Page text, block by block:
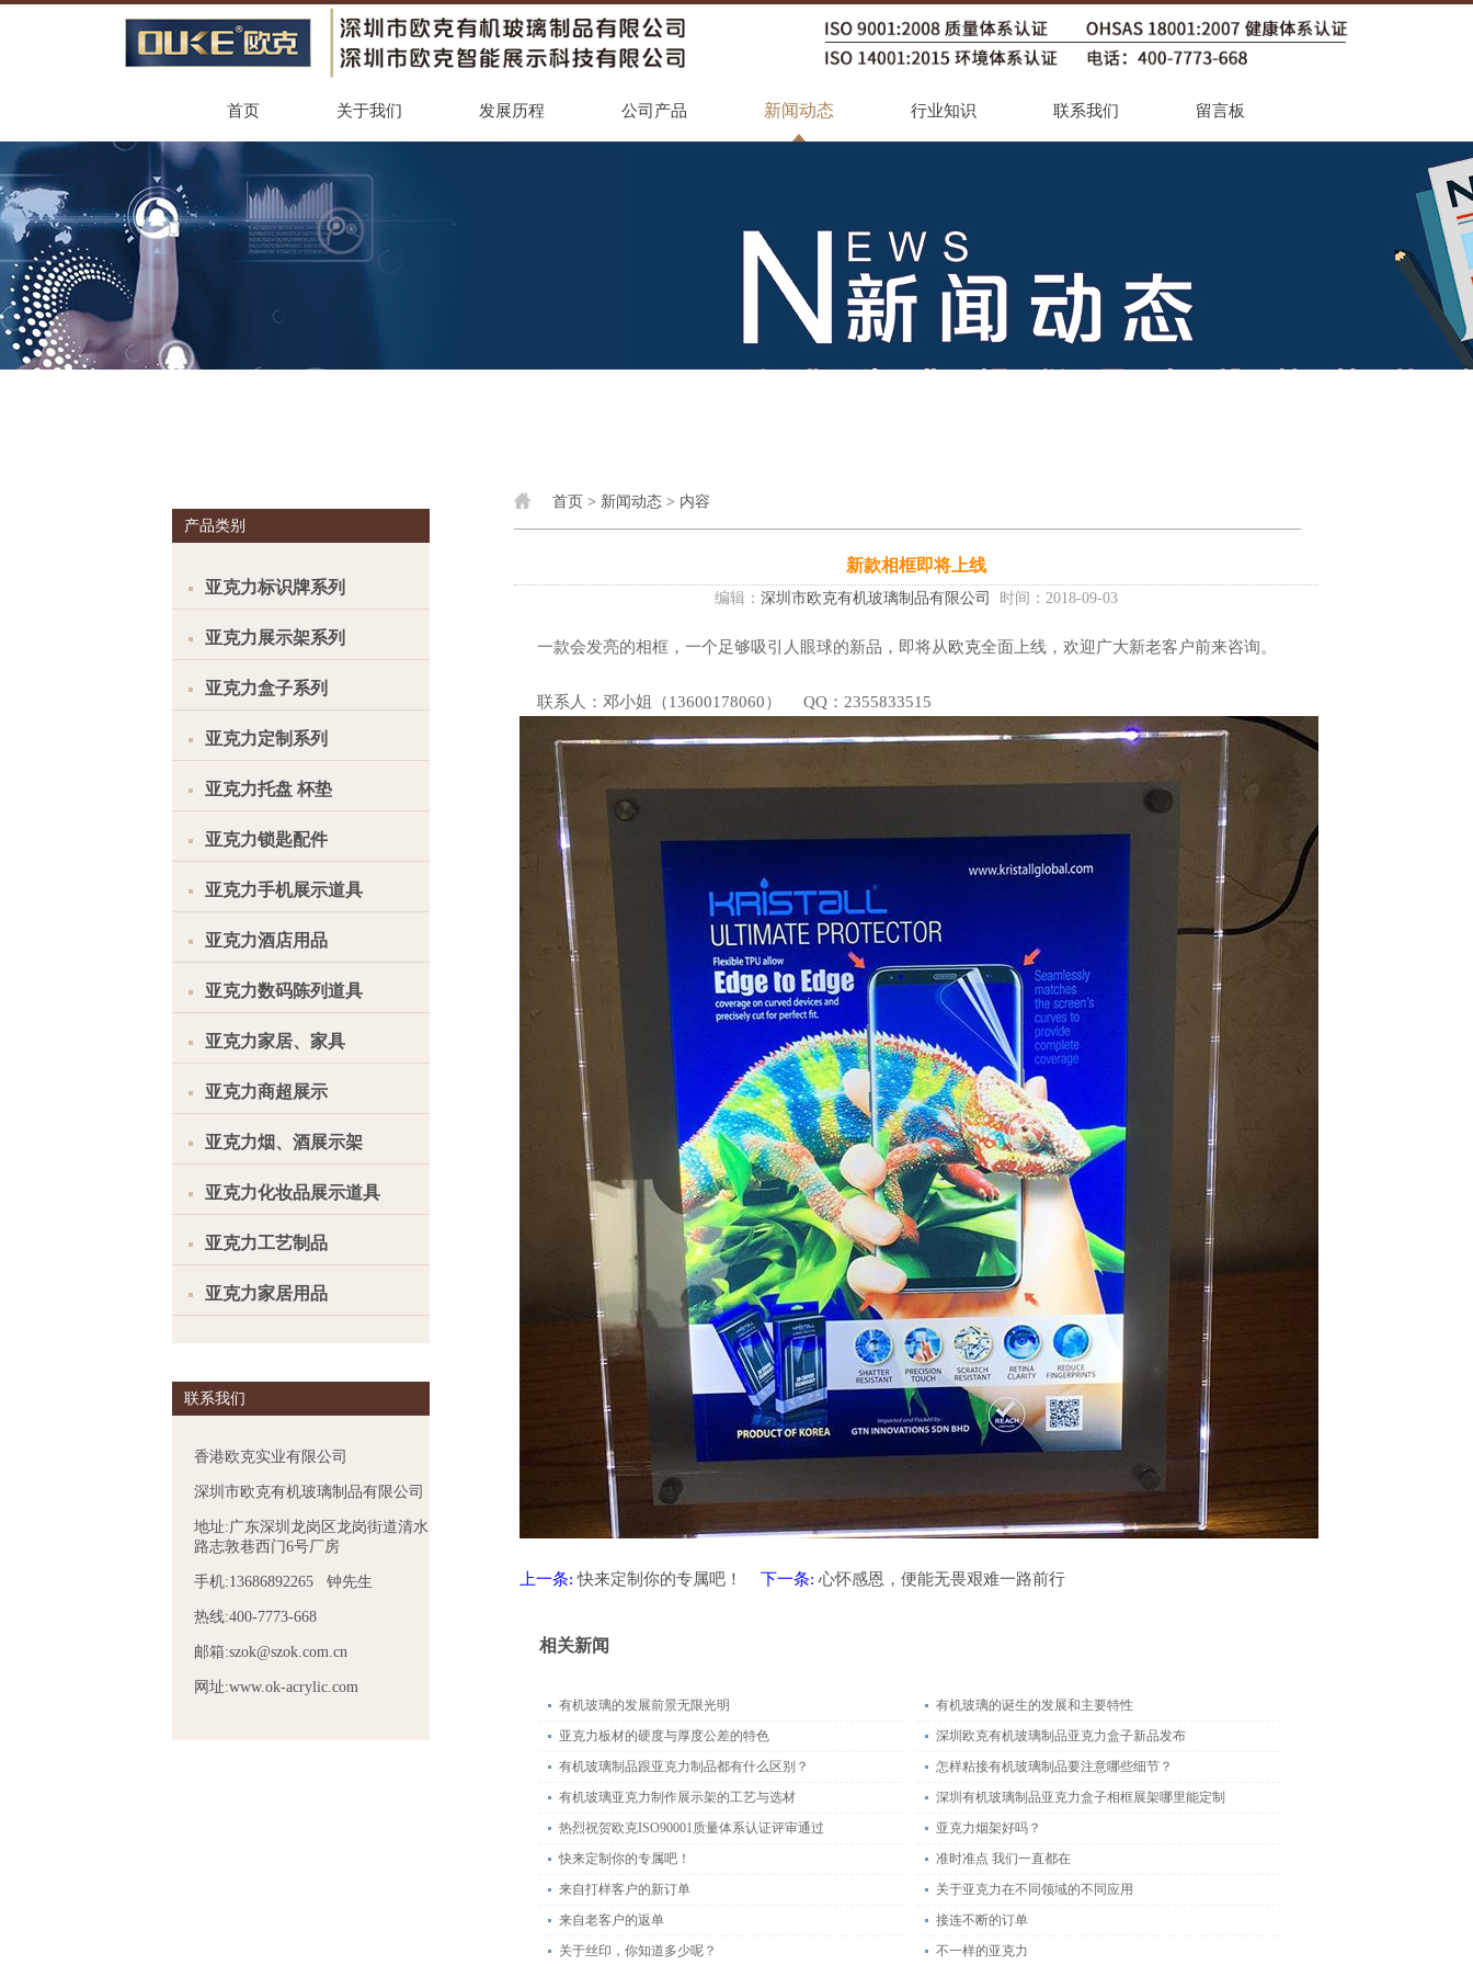
首页 关于我们 发展历程 公司产品 新闻动态 行业知识 联系我们 留言板
产品类别
亚克力标识牌系列
亚克力展示架系列
亚克力盒子系列
亚克力定制系列
亚克力托盘 杯垫
亚克力锁匙配件
亚克力手机展示道具
亚克力酒店用品
亚克力数码陈列道具
亚克力家居、家具
亚克力商超展示
亚克力烟、酒展示架
亚克力化妆品展示道具
亚克力工艺制品
亚克力家居用品
联系我们
香港欧克实业有限公司
深圳市欧克有机玻璃制品有限公司
地址:广东深圳龙岗区龙岗街道清水
路志敦巷西门6号厂房
手机:13686892265 钟先生
热线:400-7773-668
邮箱:szok@szok.com.cn
网址:www.ok-acrylic.com
首页 > 新闻动态 > 内容
新款相框即将上线
编辑： 深圳市欧克有机玻璃制品有限公司 时间：2018-09-03
一款会发亮的相框，一个足够吸引人眼球的新品，即将从 欧克全面上线，欢迎广大新老客户前来咨询。
联系人：邓小姐（13600178060） QQ：2355833515
上一条:快来定制你的专属吧！ 下一条: 心怀感恩，便能无畏艰难一路前行
相关新闻
有机玻璃的发展前景无限光明
有机玻璃的诞生的发展和主要特性
亚克力板材的硬度与厚度公差的特色
深圳欧克有机玻璃制品亚克力盒子新品发布
有机玻璃制品跟亚克力制品都有什么区别？
怎样粘接有机玻璃制品要注意哪些细节？
有机玻璃亚克力制作展示架的工艺与选材
深圳有机玻璃制品亚克力盒子相框展架哪里能定制
热烈祝贺欧克ISO90001质量体系认证评审通过
亚克力烟架好吗？
快来定制你的专属吧！
准时准点 我们一直都在
来自打样客户的新订单
关于亚克力在不同领域的不同应用
来自老客户的返单
接连不断的订单
关于丝印，你知道多少呢？
不一样的亚克力